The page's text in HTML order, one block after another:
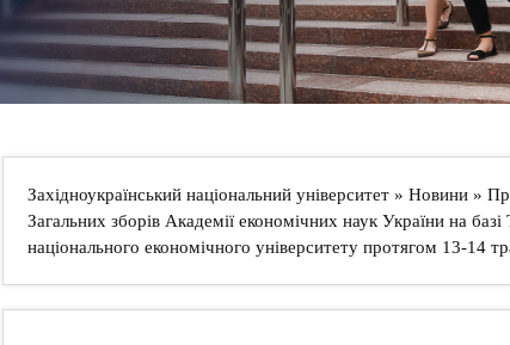
Західноукраїнський національний університет» Новини»
Загальних зборів Академії економічних наук України на базі
національного економічного університету протягом 13-14